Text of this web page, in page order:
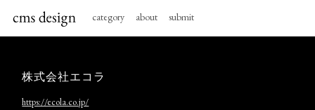
category about submit
株式会社エコラ
https://ecola.co.jp/